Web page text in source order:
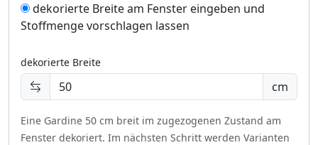
dekorierte Breite am Fenster eingeben und
Stoffmenge vorschlagen lassen
dekorierte Breite
cm
Eine Gardine 50 cm breit im zugezogenen Zustand am
Fenster dekoriert. Im nächsten Schritt werden Varianten